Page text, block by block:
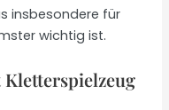
insbesondere für
wichtig ist.